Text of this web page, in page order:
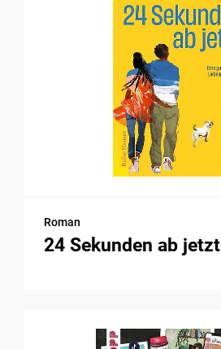
Roman
24 Sekunden ab jetzt